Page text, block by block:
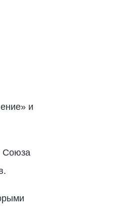
и
Союза